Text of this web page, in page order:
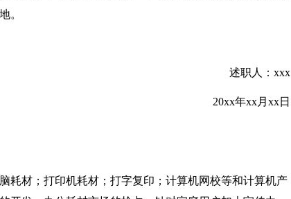
。
述职人：xxx
20xx年xx月xx日
耗材；打印机耗材；打字复印；计算机网校等和计算机产